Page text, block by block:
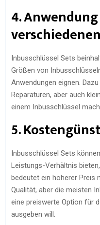
4.
Inbusschlüssel Sets
Größen von
Anwendungen eignen.
Reparaturen, aber auch
einem Inbusschlüssel
5.
Inbusschlüssel Sets
Leistungs-Verhältnis
bedeutet ein höherer Preis
Qualität, aber die meisten
eine preiswerte Option für
ausgeben will.